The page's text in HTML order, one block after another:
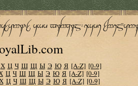
Х Ц Ч Ш Щ Ы Э Ю Я [A-Z] [0-9]
Ц Ч Ш Щ Ы Э Ю Я [A-Z] [0-9]
Ц Ч Ш Щ Ы Э Ю Я [A-Z] [0-9]